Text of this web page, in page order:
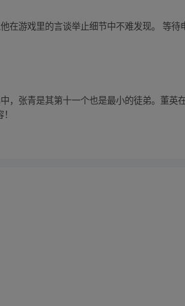
在游戏里的言谈举止细节中不难发现。 等
张青是其第十一个也是最小的徒弟。董英